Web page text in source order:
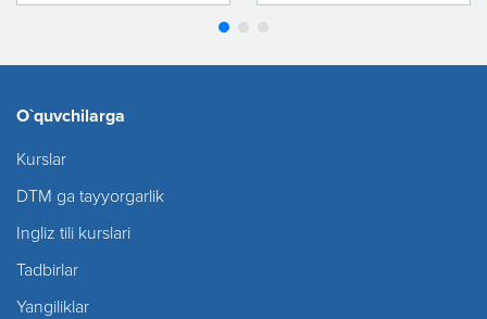
O`quvchilarga
Kurslar
DTM ga tayyorgarlik
Ingliz tili kurslari
Tadbirlar
Yangiliklar